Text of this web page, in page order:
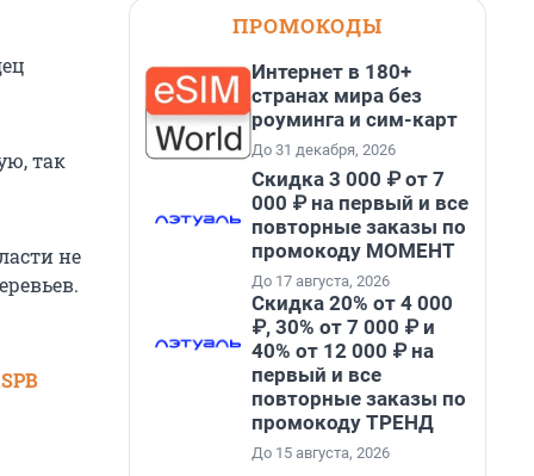
так
не
ПРОМОКОДЫ
Интернет в 180+
странах мира без
роуминга и сим-карт
До 31 декабря, 2026
Скидка 3 000 ₽ от 7
000 ₽ на первый и все
повторные заказы по
промокоду МОМЕНТ
До 17 августа, 2026
Скидка 20% от 4 000
₽, 30% от 7 000 ₽ и
40% от 12 000 ₽ на
первый и все
повторные заказы по
промокоду ТРЕНД
До 15 августа, 2026